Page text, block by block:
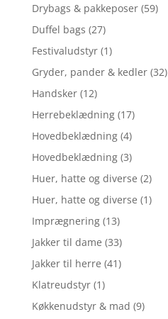
Drybags & pakkeposer (59)
Duffel bags (27)
Festivaludstyr (1)
Gryder, pander & kedler (32)
Handsker (12)
Herrebeklædning (17)
Hovedbeklædning (4)
Hovedbeklædning (3)
Huer, hatte og diverse (2)
Huer, hatte og diverse (1)
Imprægnering (13)
Jakker til dame (33)
Jakker til herre (41)
Klatreudstyr (1)
Køkkenudstyr & mad (9)